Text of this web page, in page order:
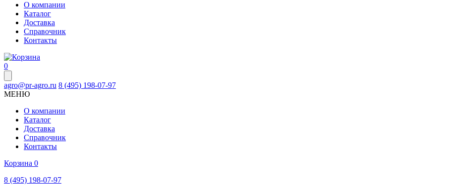
О компании
Каталог
Доставка
Справочник
Контакты
0
agro@pr-agro.ru 8 (495) 198-07-97
МЕНЮ
О компании
Каталог
Доставка
Справочник
Контакты
Корзина 0
8 (495) 198-07-97